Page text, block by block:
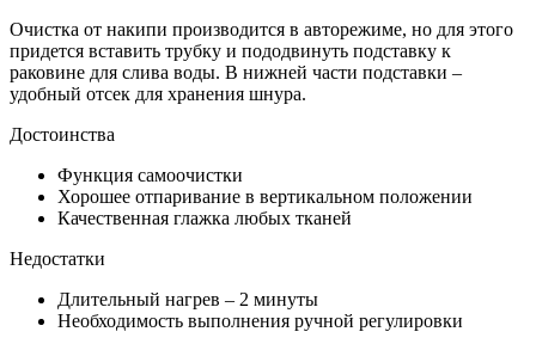
Очистка от накипи производится в авторежиме, но для этого
придется вставить трубку и пододвинуть подставку к
раковине для слива воды. В нижней части подставки –
удобный отсек для хранения шнура.
Достоинства
Функция самоочистки
Хорошее отпаривание в вертикальном положении
Качественная глажка любых тканей
Недостатки
Длительный нагрев – 2 минуты
Необходимость выполнения ручной регулировки